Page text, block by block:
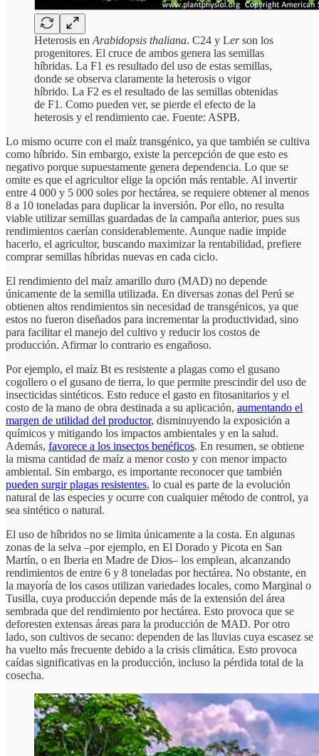
Heterosis en Arabidopsis thaliana. C24 y Lerson los
progenitores. El cruce de ambos genera las semillas
híbridas. La F1 es resultado del uso de estas semillas,
donde se observa claramente la heterosis o vigor
híbrido. La F2 es el resultado de las semillas obtenidas
de F1. Como pueden ver, se pierde el efecto de la
heterosis y el rendimiento cae. Fuente: ASPB.
Lo mismo ocurre con el maíz transgénico, ya que también se cultiva
como híbrido. Sin embargo, existe la percepción de que esto es
negativo porque supuestamente genera dependencia. Lo que se
omite es que el agricultor elige la opción más rentable. Al invertir
entre 4 000 y 5 000 soles por hectárea, se requiere obtener al menos
8 a 10 toneladas para duplicar la inversión. Por ello, no resulta
viable utilizar semillas guardadas de la campaña anterior, pues sus
rendimientos caerían considerablemente. Aunque nadie impide
hacerlo, el agricultor, buscando maximizar la rentabilidad, prefiere
comprar semillas híbridas nuevas en cada ciclo.
El rendimiento del maíz amarillo duro (MAD) no depende
únicamente de la semilla utilizada. En diversas zonas del Perú se
obtienen altos rendimientos sin necesidad de transgénicos, ya que
estos no fueron diseñados para incrementar la productividad, sino
para facilitar el manejo del cultivo y reducir los costos de
producción. Afirmar lo contrario es engañoso.
Por ejemplo, el maíz Bt es resistente a plagas como el gusano
cogollero o el gusano de tierra, lo que permite prescindir del uso de
insecticidas sintéticos. Esto reduce el gasto en fitosanitarios y el
costo de la mano de obra destinada a su aplicación, aumentando el
margen de utilidad del productor, disminuyendo la exposición a
químicos y mitigando los impactos ambientales y en la salud.
Además, favorece a los insectos benéficos. En resumen, se obtiene
la misma cantidad de maíz a menor costo y con menor impacto
ambiental. Sin embargo, es importante reconocer que también
pueden surgir plagas resistentes, lo cual es parte de la evolución
natural de las especies y ocurre con cualquier método de control, ya
sea sintético o natural.
El uso de híbridos no se limita únicamente a la costa. En algunas
zonas de la selva –por ejemplo, en El Dorado y Picota en San
Martín, o en Iberia en Madre de Dios– los emplean, alcanzando
rendimientos de entre 6 y 8 toneladas por hectárea. No obstante, en
la mayoría de los casos utilizan variedades locales, como Marginal o
Tusilla, cuya producción depende más de la extensión del área
sembrada que del rendimiento por hectárea. Esto provoca que se
deforesten extensas áreas para la producción de MAD. Por otro
lado, son cultivos de secano: dependen de las lluvias cuya escasez se
ha vuelto más frecuente debido a la crisis climática. Esto provoca
caídas significativas en la producción, incluso la pérdida total de la
cosecha.